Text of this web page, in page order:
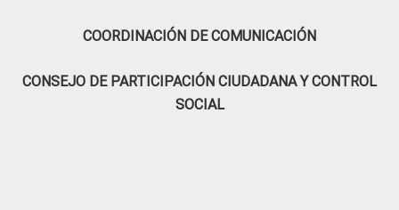
COORDINACIÓN DE COMUNICACIÓN
CONSEJO DE PARTICIPACIÓN CIUDADANA Y CONTROL
SOCIAL